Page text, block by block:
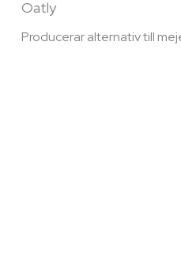
Oatly
Producerar alternativ till